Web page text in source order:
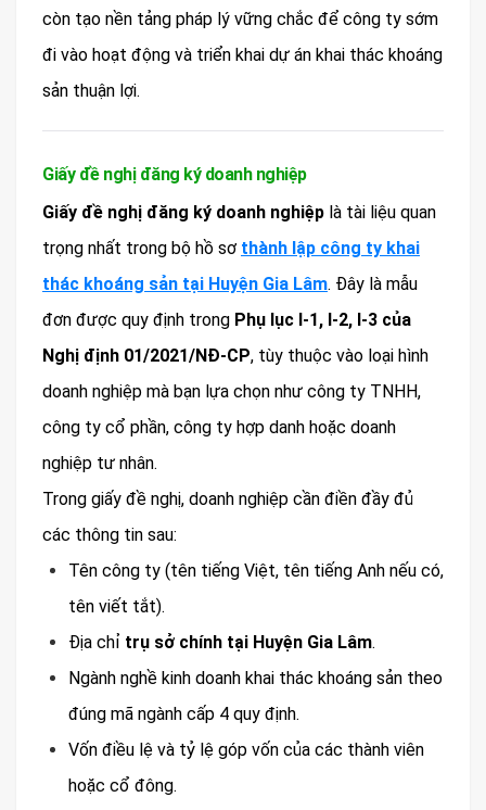
còn tạo nền tảng pháp lý vững chắc để công ty sớm
đi vào hoạt động và triển khai dự án khai thác khoáng
sản thuận lợi.
Giấy đề nghị đăng ký doanh nghiệp
Giấy đề nghị đăng ký doanh nghiệp là tài liệu quan
trọng nhất trong bộ hồ sơ thành lập công ty khai
thác khoáng sản tại Huyện Gia Lâm. Đây là mẫu
đơn được quy định trong Phụ lục I-1, I-2, I-3 của
Nghị định 01/2021/NĐ-CP, tùy thuộc vào loại hình
doanh nghiệp mà bạn lựa chọn như công ty TNHH,
công ty cổ phần, công ty hợp danh hoặc doanh
nghiệp tư nhân.
Trong giấy đề nghị, doanh nghiệp cần điền đầy đủ
các thông tin sau:
Tên công ty (tên tiếng Việt, tên tiếng Anh nếu có,
tên viết tắt).
Địa chỉ trụ sở chính tại Huyện Gia Lâm.
Ngành nghề kinh doanh khai thác khoáng sản theo
đúng mã ngành cấp 4 quy định.
Vốn điều lệ và tỷ lệ góp vốn của các thành viên
hoặc cổ đông.